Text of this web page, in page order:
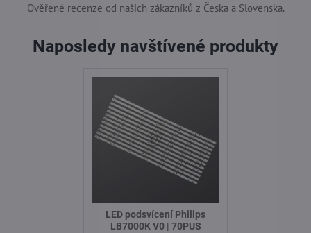
Ověřené recenze od našich zákazníků z Česka a Slovenska.
Naposledy navštívené produkty
LED podsvícení Philips
LB7000K V0 | 70PUS